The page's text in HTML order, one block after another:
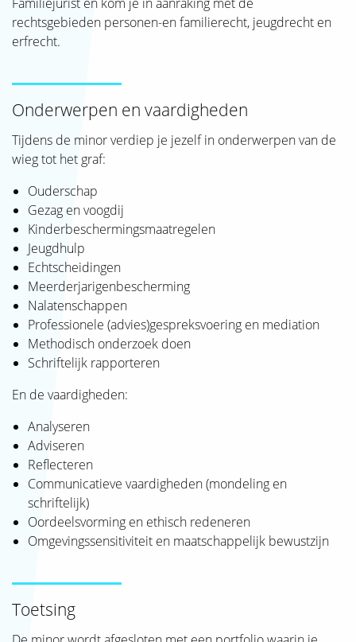
Aanmelden
Contact
rechtsgebieden personen-en familierecht, jeugdrecht en
erfrecht.
Onderwerpen en vaardigheden
Tijdens de minor verdiep je jezelf in onderwerpen van de
wieg tot het graf:
Ouderschap
Gezag en voogdij
Kinderbeschermingsmaatregelen
Jeugdhulp
Echtscheidingen
Meerderjarigenbescherming
Nalatenschappen
Professionele (advies)gespreksvoering en mediation
Methodisch onderzoek doen
Schriftelijk rapporteren
En de vaardigheden:
Analyseren
Adviseren
Reflecteren
Communicatieve vaardigheden (mondeling en
schriftelijk)
Oordeelsvorming en ethisch redeneren
Omgevingssensitiviteit en maatschappelijk bewustzijn
Toetsing